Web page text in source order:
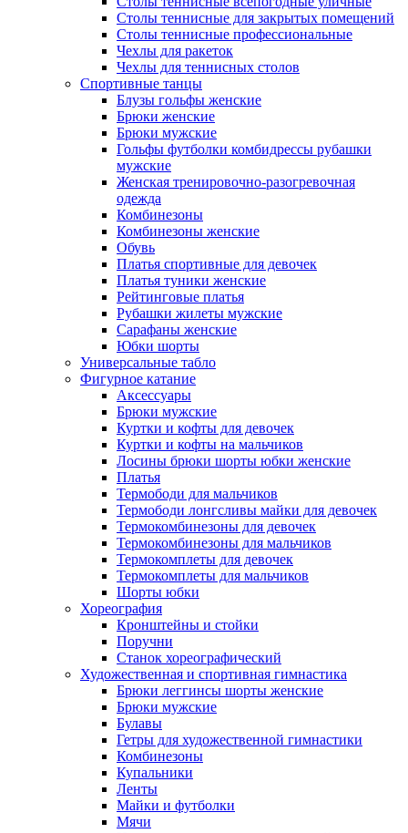
Столы теннисные для закрытых помещений
Столы теннисные профессиональные
Чехлы для ракеток
Чехлы для теннисных столов
Спортивные танцы
Блузы гольфы женские
Брюки женские
Брюки мужские
Гольфы футболки комбидрессы рубашки
мужские
Женская тренировочно-разогревочная
одежда
Комбинезоны
Комбинезоны женские
Обувь
Платья спортивные для девочек
Платья туники женские
Рейтинговые платья
Рубашки жилеты мужские
Сарафаны женские
Юбки шорты
Универсальные табло
Фигурное катание
Аксессуары
Брюки мужские
Куртки и кофты для девочек
Куртки и кофты на мальчиков
Лосины брюки шорты юбки женские
Платья
Термободи для мальчиков
Термободи лонгсливы майки для девочек
Термокомбинезоны для девочек
Термокомбинезоны для мальчиков
Термокомплеты для девочек
Термокомплеты для мальчиков
Шорты юбки
Хореография
Кронштейны и стойки
Поручни
Станок хореографический
Художественная и спортивная гимнастика
Брюки леггинсы шорты женские
Брюки мужские
Булавы
Гетры для художественной гимнастики
Комбинезоны
Купальники
Ленты
Майки и футболки
Мячи